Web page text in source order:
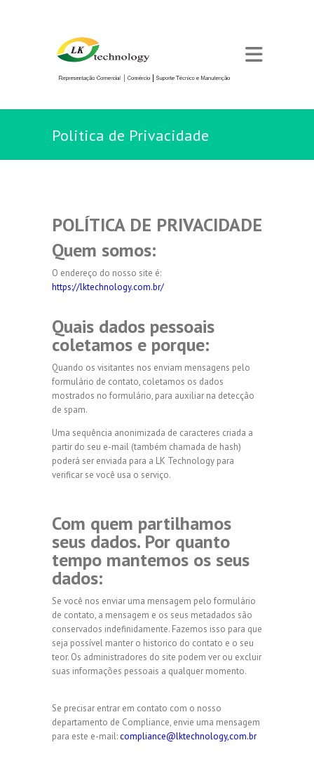
Politica de Privacidade
POLÍTICA DE PRIVACIDADE
Quem somos:
O endereço do nosso site é:
https://lktechnology.com.br/
Quais dados pessoais
coletamos e porque:
Quando os visitantes nos enviam mensagens pelo
formulário de contato, coletamos os dados
mostrados no formulário, para auxiliar na detecção
de spam.
Uma sequência anonimizada de caracteres criada a
partir do seu e-mail (também chamada de hash)
poderá ser enviada para a LK Technology para
verificar se você usa o serviço.
Com quem partilhamos
seus dados. Por quanto
tempo mantemos os seus
dados:
Se você nos enviar uma mensagem pelo formulário
de contato, a mensagem e os seus metadados são
conservados indefinidamente. Fazemos isso para que
seja possível manter o historico do contato e o seu
teor. Os administradores do site podem ver ou excluir
suas informações pessoais a qualquer momento.
Se precisar entrar em contato com o nosso
departamento de Compliance, envie uma mensagem
para este e-mail:compliance@lktechnology,com.br